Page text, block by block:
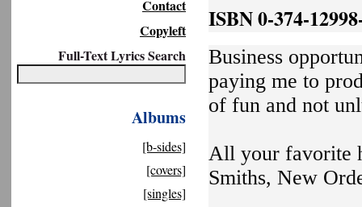
Contact
Copyleft
Full-Text Lyrics Search
Albums
[b-sides]
[covers]
[singles]
ISBN 0-374-
Business
paying me to
of fun and not
All your favorite
Smiths, New